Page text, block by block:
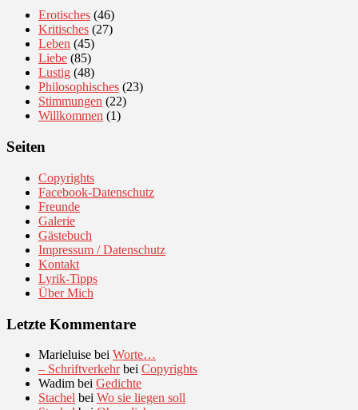
Erotisches (46)
Kritisches (27)
Leben (45)
Liebe (85)
Lustig (48)
Philosophisches (23)
Stimmungen (22)
Willkommen (1)
Seiten
Copyrights
Facebook-Datenschutz
Freunde
Galerie
Gästebuch
Impressum / Datenschutz
Kontakt
Lyrik-Tipps
Über Mich
Letzte Kommentare
Marieluise bei Worte…
– Schriftverkehrbei Copyrights
Wadim bei Gedichte
Stachel bei Wo sie liegen soll